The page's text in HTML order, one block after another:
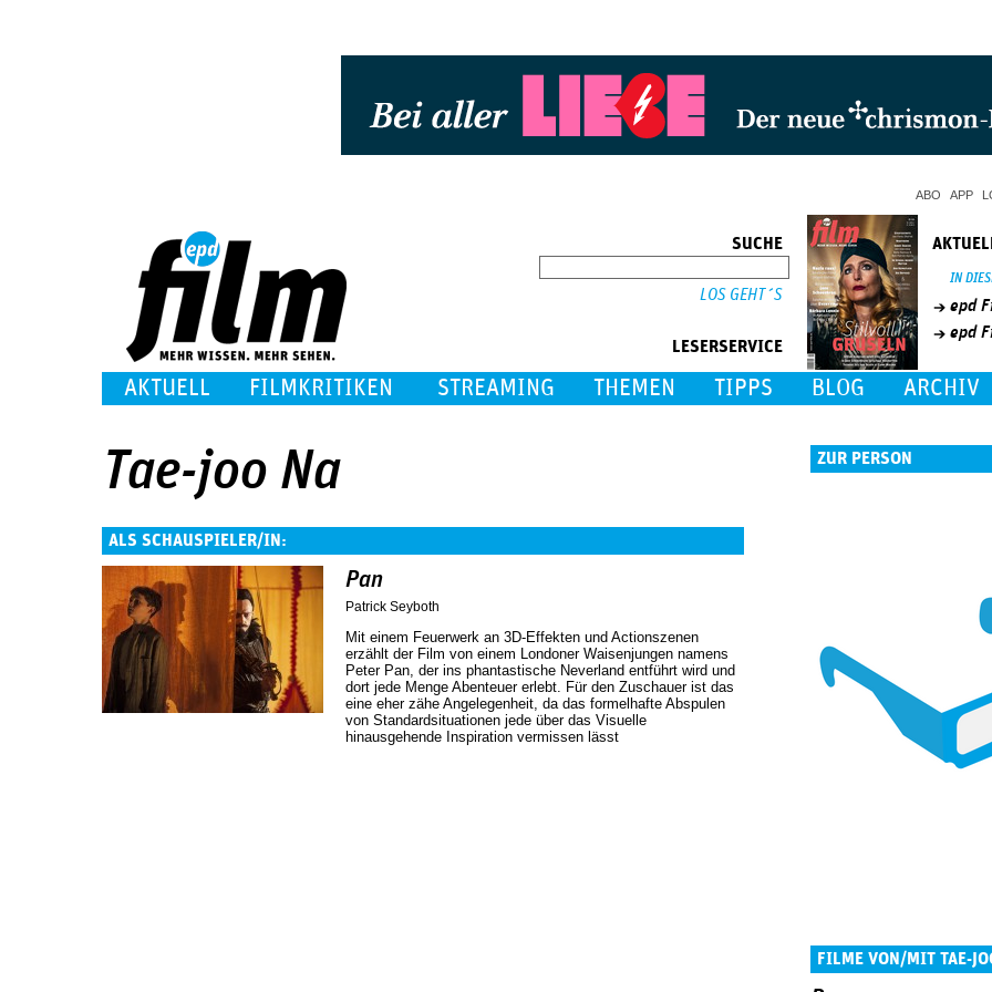
ABO APP
SUCHE
LESERSERVICE
IN
epd
epd
AKTUELL FILMKRITIKEN STREAMING THEMEN TIPPS BLOG ARCHIV
Tae-joo Na
ALS SCHAUSPIELER/IN:
Pan
Patrick Seyboth
Mit einem Feuerwerk an 3D-Effekten und Actionszenen
erzählt der Film von einem Londoner Waisenjungen namens
Peter Pan, der ins phantastische Neverland entführt wird und
dort jede Menge Abenteuer erlebt. Für den Zuschauer ist das
eine eher zähe Angelegenheit, da das formelhafte Abspulen
von Standardsituationen jede über das Visuelle
hinausgehende Inspiration vermissen lässt
ZUR PERSON
FILME VON/MIT TAE-